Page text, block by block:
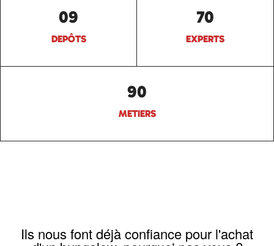
09
DEPÔTS
70
EXPERTS
90
METIERS
Ils nous font déjà confiance pour l'achat